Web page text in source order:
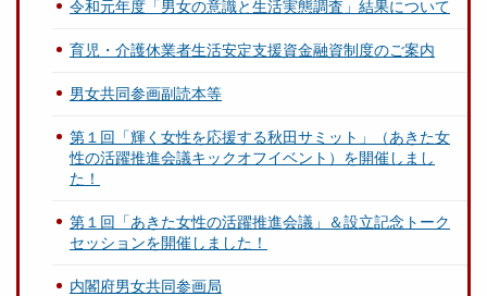
令和元年度「男女の意識と生活実態調査」結果について
育児・介護休業者生活安定支援資金融資制度のご案内
男女共同参画副読本等
第１回「輝く女性を応援する秋田サミット」（あきた女
性の活躍推進会議キックオフイベント）を開催しまし
た！
第１回「あきた女性の活躍推進会議」＆設立記念トーク
セッションを開催しました！
内閣府男女共同参画局